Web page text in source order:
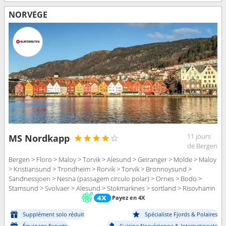
NORVÈGE
MS Nordkapp
11 jours
de Bergen
Bergen > Floro > Maloy > Torvik > Alesund > Geiranger > Molde > Maloy
> Kristiansund > Trondheim > Rorvik > Torvik > Bronnoysund >
Sandnessjoen > Nesna (passagem circulo polar) > Ornes > Bodo >
Stamsund > Svolvaer > Alesund > Stokmarknes > sortland > Risoyhamn
> Harstad > Finnsnes > Tromso > Skjervoy > Geiranger > Oksfjord >
Berlevag > Alesund > Batsfjord > Vardo > Vadso > Kirkenes > Berlevag >
Payez en 4X
Supplément solo réduit
Spécialiste Fjords & Polaires